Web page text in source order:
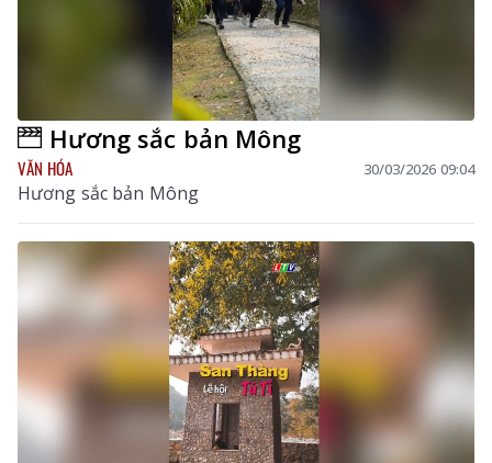
Hương sắc bản Mông
VĂN HÓA 30/03/2026 09:04
Hương sắc bản Mông